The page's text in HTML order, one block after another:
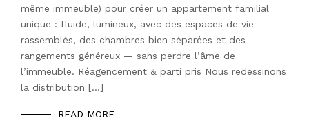
même immeuble) pour créer un appartement familial
unique : fluide, lumineux, avec des espaces de vie
rassemblés, des chambres bien séparées et des
rangements généreux — sans perdre l’âme de
l’immeuble. Réagencement & parti pris Nous redessinons
la distribution […]
READ MORE